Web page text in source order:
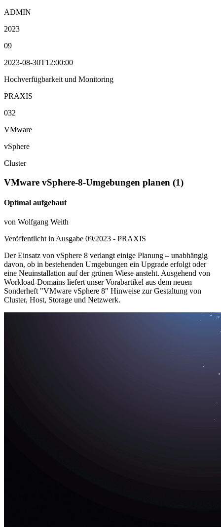
ADMIN
2023
09
2023-08-30T12:00:00
Hochverfügbarkeit und Monitoring
PRAXIS
032
VMware
vSphere
Cluster
VMware vSphere-8-Umgebungen planen (1)
Optimal aufgebaut
von Wolfgang Weith
Veröffentlicht in Ausgabe 09/2023 - PRAXIS
Der Einsatz von vSphere 8 verlangt einige Planung – unabhängig
davon, ob in bestehenden Umgebungen ein Upgrade erfolgt oder
eine Neuinstallation auf der grünen Wiese ansteht. Ausgehend von
Workload-Domains liefert unser Vorabartikel aus dem neuen
Sonderheft "VMware vSphere 8" Hinweise zur Gestaltung von
Cluster, Host, Storage und Netzwerk.